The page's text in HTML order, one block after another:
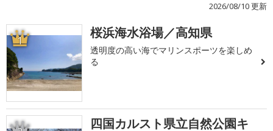
2026/08/10 更新
1 桜浜海水浴場／高知県
透明度の高い海でマリンスポーツを楽しめ
る
四国カルスト県立自然公園キ